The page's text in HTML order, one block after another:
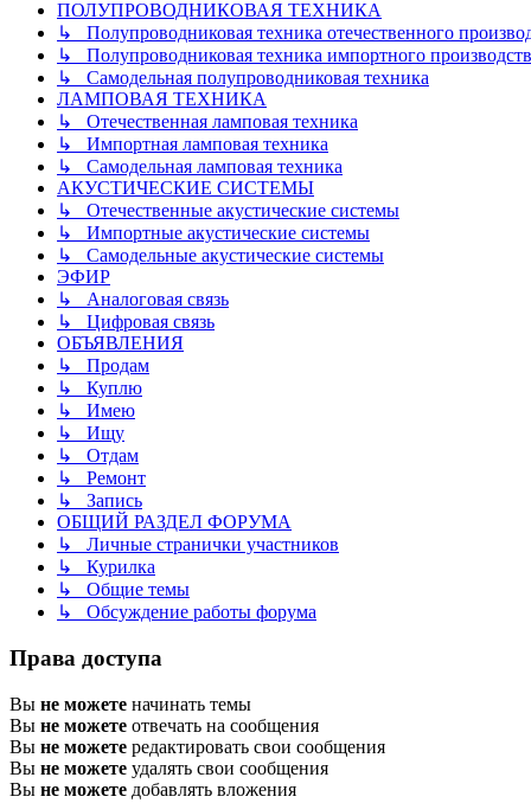
ПОЛУПРОВОДНИКОВАЯ ТЕХНИКА
↳ Полупроводниковая техника отечественного
↳ Полупроводниковая техника импортного
↳ Самодельная полупроводниковая техника
ЛАМПОВАЯ ТЕХНИКА
↳ Отечественная ламповая техника
↳ Импортная ламповая техника
↳ Самодельная ламповая техника
АКУСТИЧЕСКИЕ СИСТЕМЫ
↳ Отечественные акустические системы
↳ Импортные акустические системы
↳ Самодельные акустические системы
ЭФИР
↳ Аналоговая связь
↳ Цифровая связь
ОБЪЯВЛЕНИЯ
↳ Продам
↳ Куплю
↳ Имею
↳ Ищу
↳ Отдам
↳ Ремонт
↳ Запись
ОБЩИЙ РАЗДЕЛ ФОРУМА
↳ Личные странички участников
↳ Курилка
↳ Общие темы
↳ Обсуждение работы форума
Права доступа
Вы не можете начинать темы
Вы не можете отвечать на сообщения
Вы не можете редактировать свои сообщения
Вы не можете удалять свои сообщения
Вы не можете добавлять вложения